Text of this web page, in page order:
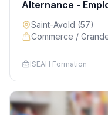
Alternance -
Saint-Avold (57)
Commerce /
ISEAH Formation